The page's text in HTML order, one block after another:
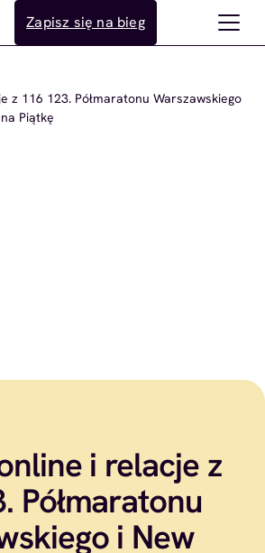
Zapisz się na bieg
z 116 123. Półmaratonu Warszawskiego
Piątkę
i relacje z
Półmaratonu
i New